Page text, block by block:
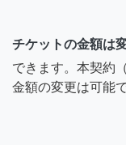
チケットの金額は
できます。本契約
金額の変更は可能で